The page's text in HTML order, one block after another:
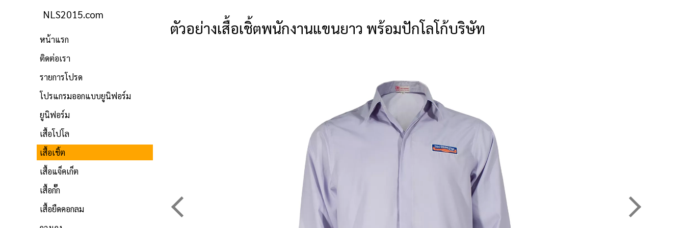
NLS2015.com
หน้าแรก
ติดต่อเรา
รายการโปรด
โปรแกรมออกแบบยูนิฟอร์ม
ยูนิฟอร์ม
เสื้อโปโล
เสื้อเชิ้ต
เสื้อแจ็คเก็ต
เสื้อกั๊ก
เสื้อยืดคอกลม
ตัวอย่างเสื้อเชิ้ตพนักงานแขนยาว พร้อมปักโลโก้บริษัท